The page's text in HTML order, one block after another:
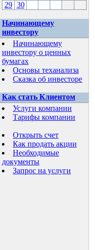
29 30
Начинающему
инвестору
Начинающему
инвестору о ценных
бумагах
Основы теханализа
Сказка об инвесторе
Как стать Клиентом
Услуги компании
Тарифы компании
Открыть счет
Как продать акции
Необходимые
документы
Запрос на услуги